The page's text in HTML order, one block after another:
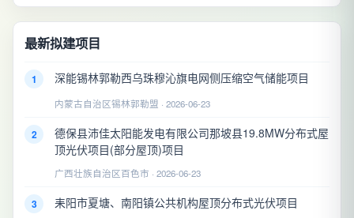
最新拟建项目
1 深能锡林郭勒西乌珠穆沁旗电网侧压缩空气储能项目
内蒙古自治区锡林郭勒盟 · 2026-06-23
2
德保县沛佳太阳能发电有限公司那坡县19.8MW分布式屋
顶光伏项目(部分屋顶)项目
广西壮族自治区百色市 · 2026-06-23
3 耒阳市夏塘、南阳镇公共机构屋顶分布式光伏项目